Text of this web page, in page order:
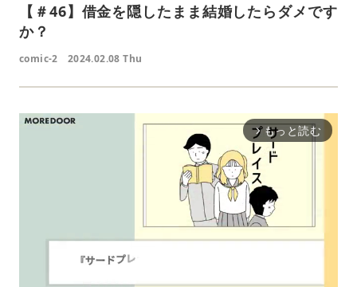
【＃46】借金を隠したまま結婚したらダメです
か？
comic-2 2024.02.08 Thu
arrow_forward_ios もっと読む